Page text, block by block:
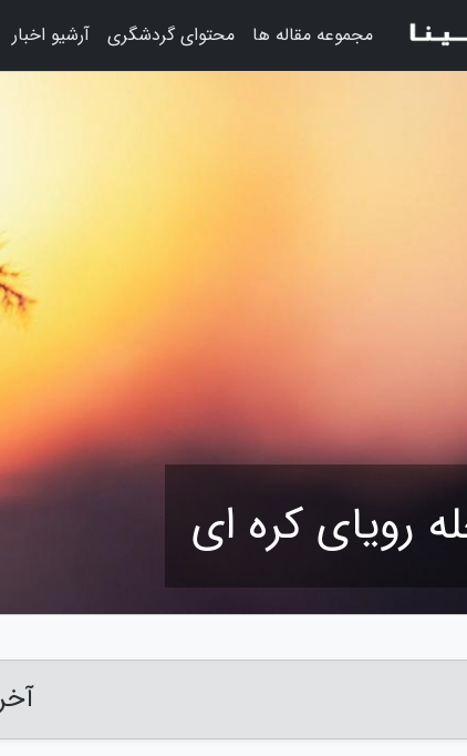
رویای کره ای
مجموعه مقاله ها محتوای گردشگری آرشیو اخبار